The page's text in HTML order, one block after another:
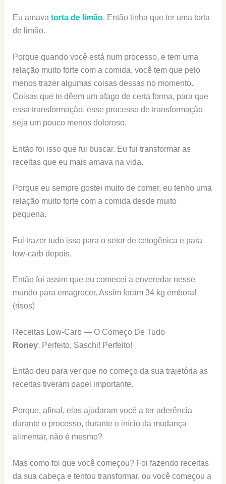
Eu amava torta de limão. Então tinha que ter uma torta
de limão.
Porque quando você está num processo, e tem uma
relação muito forte com a comida, você tem que pelo
menos trazer algumas coisas dessas no momento.
Coisas que te dêem um afago de certa forma, para que
essa transformação, esse processo de transformação
seja um pouco menos doloroso.
Então foi isso que fui buscar. Eu fui transformar as
receitas que eu mais amava na vida.
Porque eu sempre gostei muito de comer, eu tenho uma
relação muito forte com a comida desde muito
pequena.
Fui trazer tudo isso para o setor de cetogênica e para
low-carb depois.
Então foi assim que eu comecei a enveredar nesse
mundo para emagrecer. Assim foram 34 kg embora!
(risos)
Receitas Low-Carb — O Começo De Tudo
Roney: Perfeito, Saschi! Perfeito!
Então deu para ver que no começo da sua trajetória as
receitas tiveram papel importante.
Porque, afinal, elas ajudaram você a ter aderência
durante o processo, durante o início da mudança
alimentar, não é mesmo?
Mas como foi que você começou? Foi fazendo receitas
da sua cabeça e tentou transformar, ou você começou a